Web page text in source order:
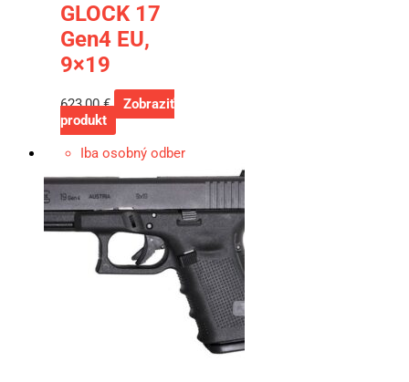
GLOCK 17
Gen4 EU,
9×19
623,00€
Zobraziť
produkt
Iba osobný odber